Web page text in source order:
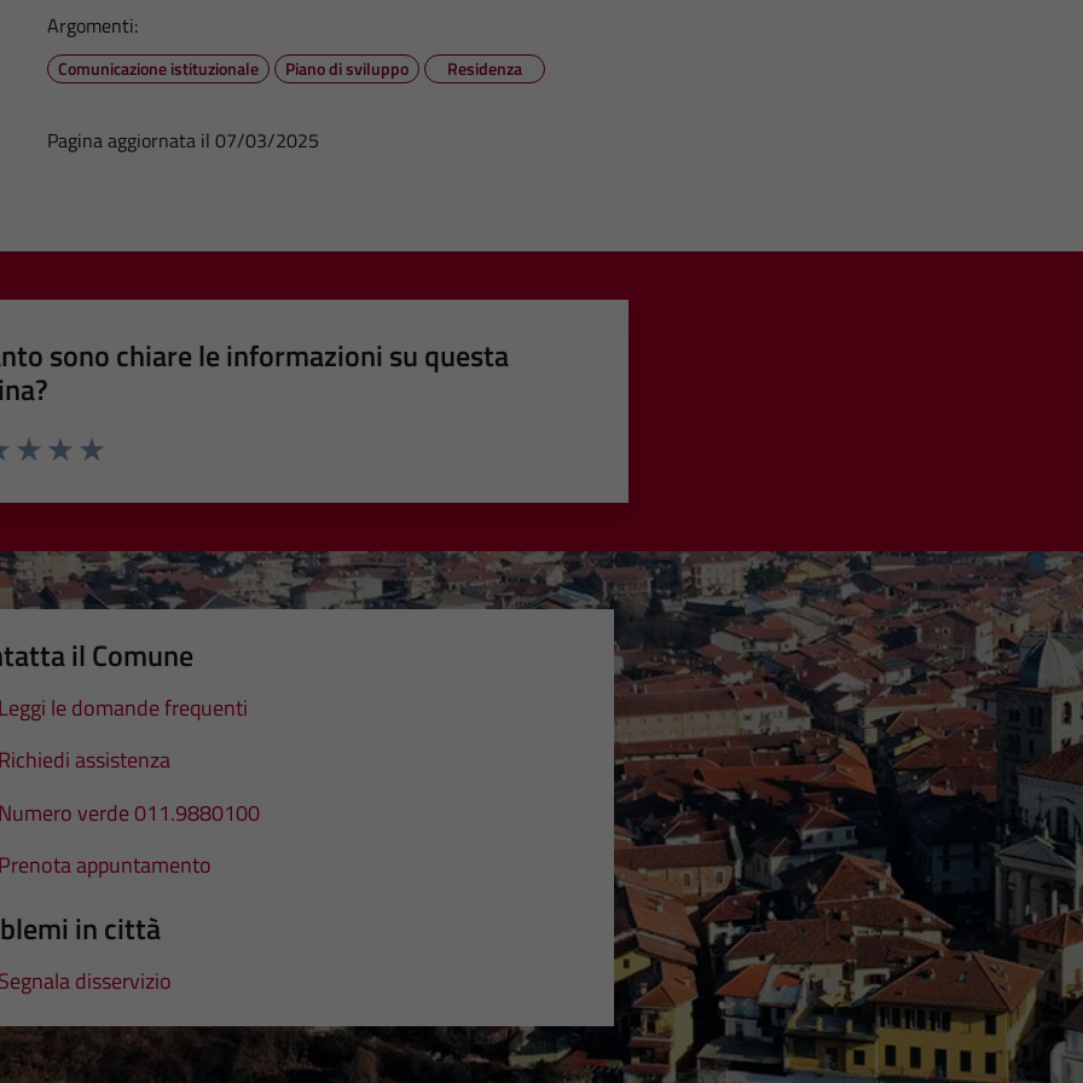
Argomenti:
Comunicazione istituzionale Piano di sviluppo Residenza
Pagina aggiornata il 07/03/2025
sono chiare le informazioni su questa
il Comune
Leggi le domande frequenti
Richiedi assistenza
Numero verde 011.9880100
Prenota appuntamento
in città
Segnala disservizio